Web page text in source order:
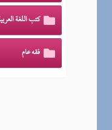
كتب اللغة
فقه عام